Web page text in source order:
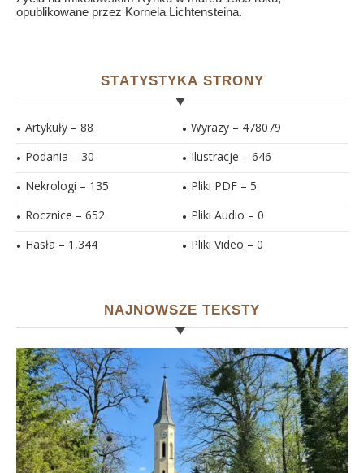
opublikowane przez Kornela Lichtensteina.
STATYSTYKA STRONY
Artykuły – 88
Podania – 30
Nekrologi – 135
Rocznice – 652
Hasła – 1,344
Wyrazy – 478079
Ilustracje – 646
Pliki PDF – 5
Pliki Audio – 0
Pliki Video – 0
NAJNOWSZE TEKSTY